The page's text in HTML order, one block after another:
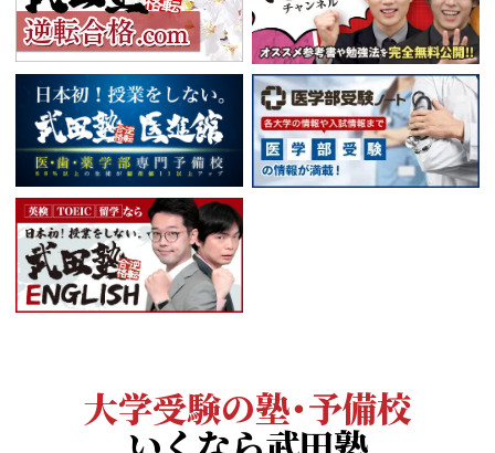
大学受験の塾・予備校